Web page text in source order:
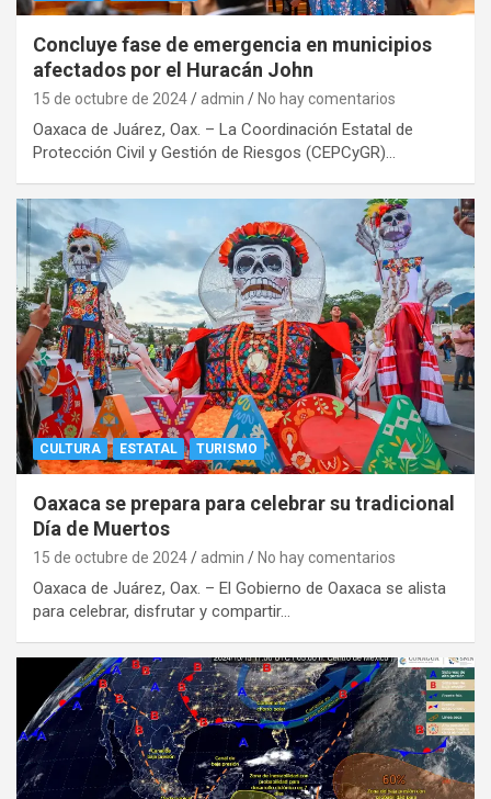
Concluye fase de emergencia en municipios
afectados por el Huracán John
15 de octubre de 2024 admin No hay comentarios
Oaxaca de Juárez, Oax. – La Coordinación Estatal de
Protección Civil y Gestión de Riesgos (CEPCyGR)…
CULTURA ESTATAL TURISMO
Oaxaca se prepara para celebrar su tradicional
Día de Muertos
15 de octubre de 2024 admin No hay comentarios
Oaxaca de Juárez, Oax. – El Gobierno de Oaxaca se alista
para celebrar, disfrutar y compartir…